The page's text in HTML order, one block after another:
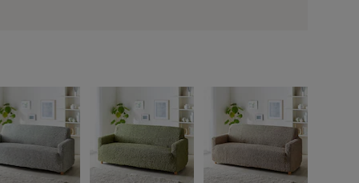
の基本ポイントに対して適用されます。